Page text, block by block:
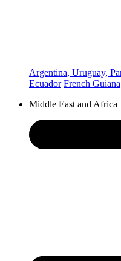
Argentina, Uruguay,
Ecuador French Guiana
Middle East and Africa